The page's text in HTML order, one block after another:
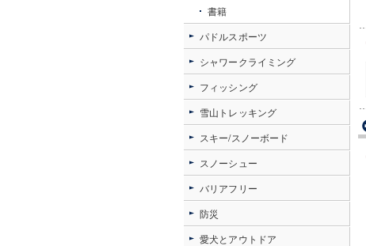
書籍
パドルスポーツ
シャワークライミング
フィッシング
雪山トレッキング
スキー/スノーボード
スノーシュー
バリアフリー
防災
愛犬とアウトドア